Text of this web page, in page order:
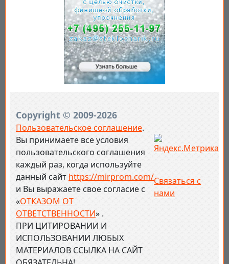
Copyright © 2009-2026
Пользовательское соглашение.
Вы принимаете все условия
пользовательского соглашения
каждый раз, когда используйте
данный сайт https://mirprom.com/
и Вы выражаете свое согласие с
«ОТКАЗОМ ОТ
ОТВЕТСТВЕННОСТИ» .
ПРИ ЦИТИРОВАНИИ И
ИСПОЛЬЗОВАНИИ ЛЮБЫХ
МАТЕРИАЛОВ ССЫЛКА НА САЙТ
Связаться с
нами